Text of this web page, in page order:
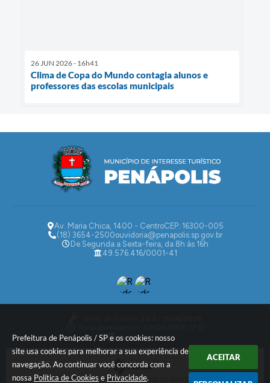
Prefeitura de Penápolis / SP e os cookies: nosso
site usa cookies para melhorar a sua experiência de
navegação. Ao continuar você concorda com a
nossa Política de Cookies e Privacidade.
ACEITAR
26 JUN 2026 - 16h41
Clima de Copa do Mundo contagia alunos e
professores das escolas municipais
Av. Maria Chica, 1400 - CentroCEP: 16300-005
(18) 3654-2500ouvidoria@penapolis.sp.gov.br
De Segunda a Sexta-feira, da 8h às 16h
49.576.416/0001-41
Dados Abertos
© Copyright Instar - 2006-2026. Todos os direitos reservados -